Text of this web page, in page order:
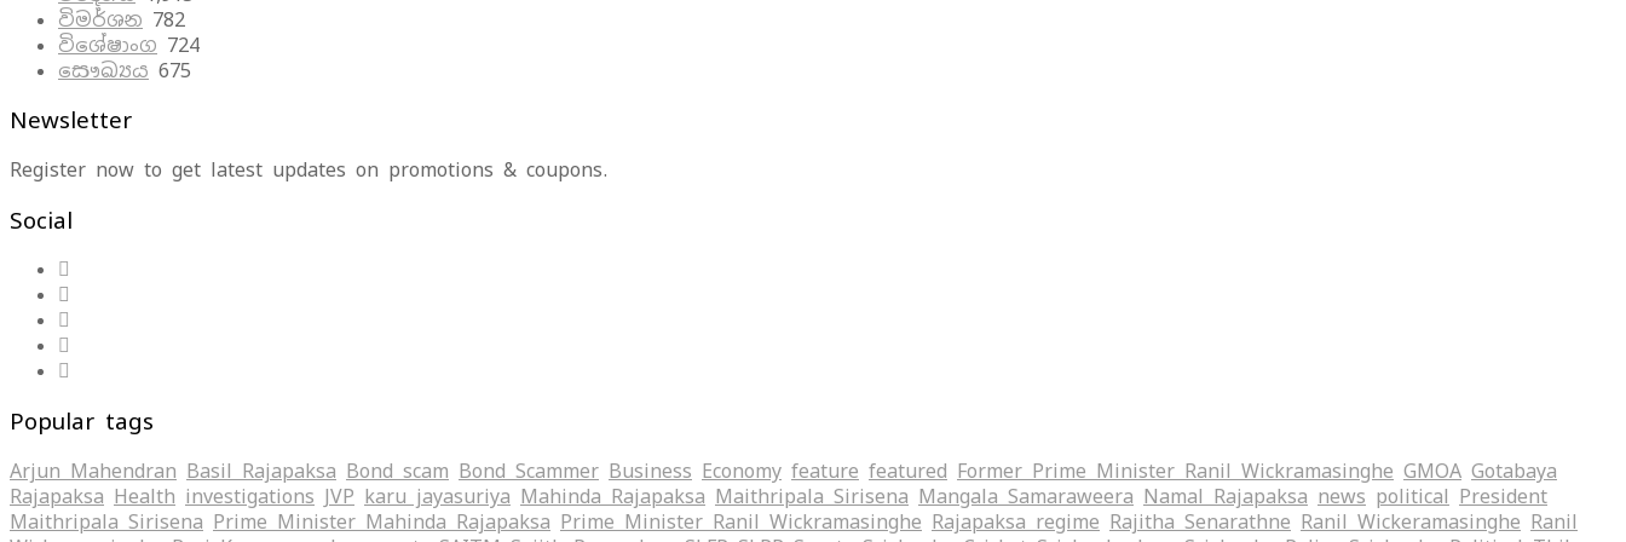
විමර්ශන 782
විශේෂාංග 724
සෞඛ්‍යය 675
Newsletter
Register now to get latest updates on promotions & coupons.
Social
Popular tags
Arjun Mahendran Basil Rajapaksa Bond scam Bond Scammer Business Economy feature featured Former Prime Minister Ranil Wickramasinghe GMOA Gotabaya
Rajapaksa Health investigations JVP karu jayasuriya Mahinda Rajapaksa Maithripala Sirisena Mangala Samaraweera Namal Rajapaksa news political President
Maithripala Sirisena Prime Minister Mahinda Rajapaksa Prime Minister Ranil Wickramasinghe Rajapaksa regime Rajitha Senarathne Ranil Wickeramasinghe Ranil